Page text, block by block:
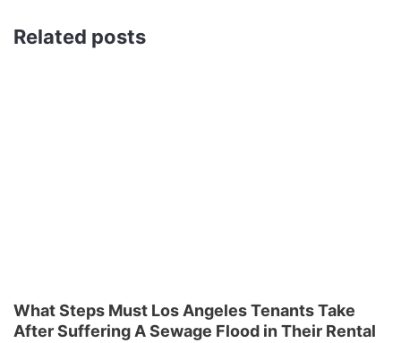
Related posts
What Steps Must Los Angeles Tenants Take
After Suffering A Sewage Flood in Their Rental